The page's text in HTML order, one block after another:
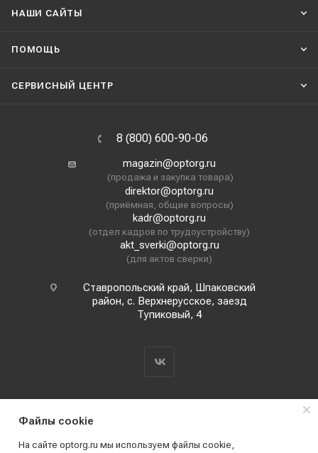
НАШИ CАЙТЫ
ПОМОЩЬ
СЕРВИСНЫЙ ЦЕНТР
8 (800) 600-90-06
magazin@optorg.ru
(продажа и закупка товара)
direktor@optorg.ru
(приёмная, общие вопросы)
kadr@optorg.ru
(отдел кадров по трудоустройству)
akt_sverki@optorg.ru
(для актов сверки)
Ставропольский край, Шпаковский
район, с. Верхнерусское, заезд
Тупиковый, 4
Файлы cookie
На сайте optorg.ru мы используем файлы cookie,